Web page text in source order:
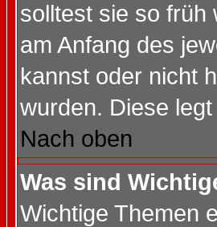
solltest sie so früh
am Anfang des
kannst oder nicht
wurden. Diese
Nach oben
Was sind
Wichtige Themen